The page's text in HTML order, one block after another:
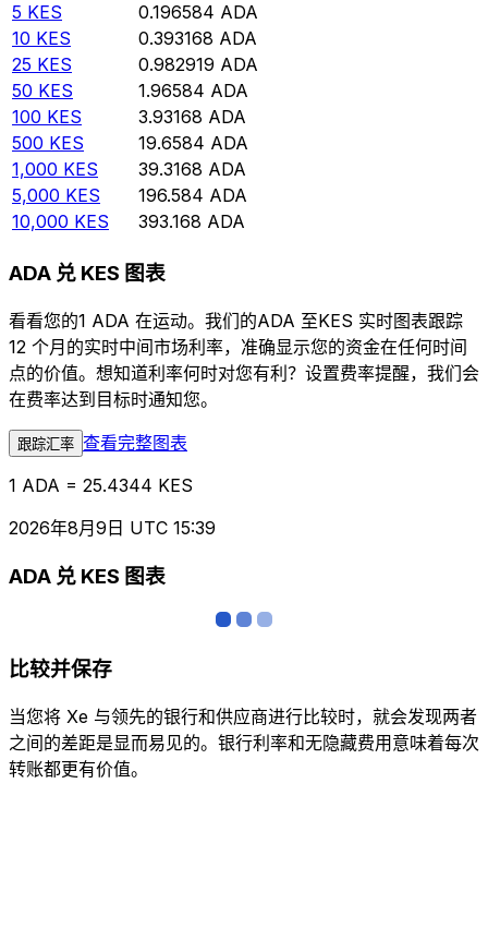
5 KES 0.196584 ADA
10 KES 0.393168 ADA
25 KES 0.982919 ADA
50 KES 1.96584 ADA
100 KES 3.93168 ADA
500 KES 19.6584 ADA
1,000 KES 39.3168 ADA
5,000 KES 196.584 ADA
10,000 KES 393.168 ADA
ADA 兑 KES 图表
看看您的1 ADA 在运动。我们的ADA 至KES 实时图表跟踪
12 个月的实时中间市场利率，准确显示您的资金在任何时间
点的价值。想知道利率何时对您有利？设置费率提醒，我们会
在费率达到目标时通知您。
跟踪汇率 查看完整图表
1 ADA = 25.4344 KES
2026年8月9日 UTC 15:39
ADA 兑 KES 图表
比较并保存
当您将 Xe 与领先的银行和供应商进行比较时，就会发现两者
之间的差距是显而易见的。银行利率和无隐藏费用意味着每次
转账都更有价值。